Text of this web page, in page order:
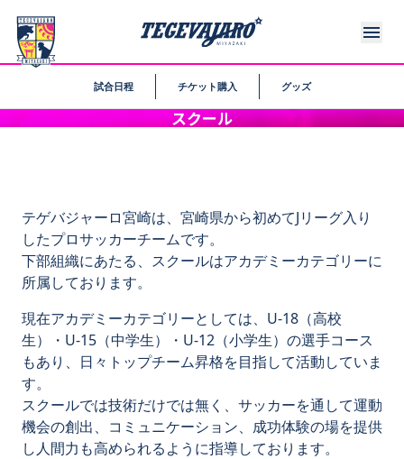
試合日程 チケット購入 グッズ
スクール
テゲバジャーロ宮崎は、宮崎県から初めてJリーグ入り
したプロサッカーチームです。
下部組織にあたる、スクールはアカデミーカテゴリーに
所属しております。
現在アカデミーカテゴリーとしては、U-18（高校
生）・U-15（中学生）・U-12（小学生）の選手コース
もあり、日々トップチーム昇格を目指して活動していま
す。
スクールでは技術だけでは無く、サッカーを通して運動
機会の創出、コミュニケーション、成功体験の場を提供
し人間力も高められるように指導しております。